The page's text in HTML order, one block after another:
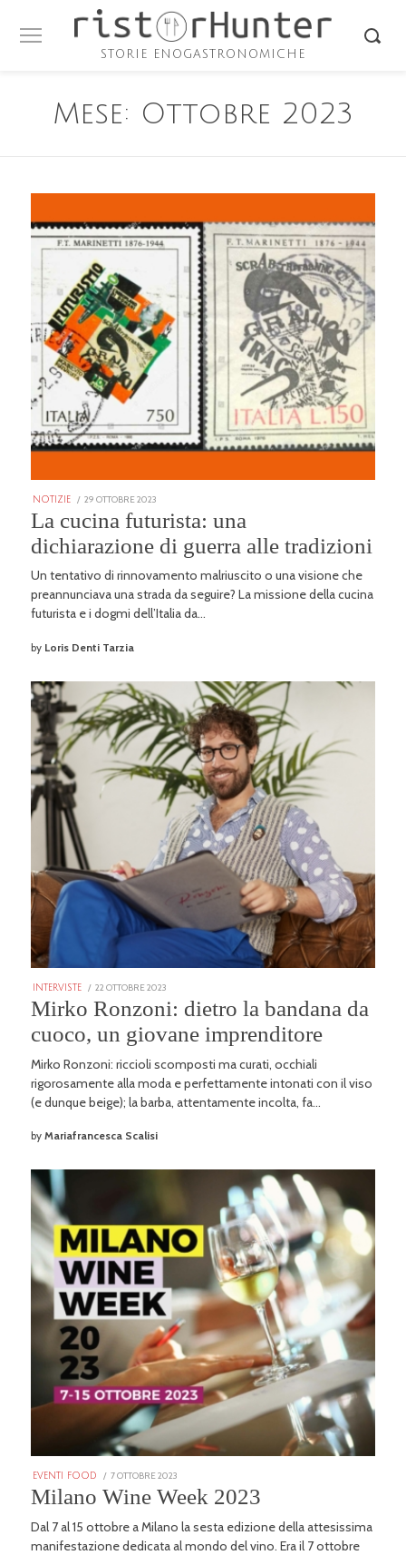
STORIE ENOGASTRONOMICHE
Mese: Ottobre 2023
NOTIZIE
POSTED
ON
29 OTTOBRE 2023
GENNAIO
2026
La cucina futurista: una
dichiarazione di guerra alle tradizioni
Un tentativo di rinnovamento malriuscito o una visione che
preannunciava una strada da seguire? La missione della cucina
futurista e i dogmi dell’Italia da…
by Loris Denti Tarzia
INTERVISTE
POSTED
ON
22 OTTOBRE 2023
GENNAIO
2026
Mirko Ronzoni: dietro la bandana da
cuoco, un giovane imprenditore
Mirko Ronzoni: riccioli scomposti ma curati, occhiali
rigorosamente alla moda e perfettamente intonati con il viso
(e dunque beige); la barba, attentamente incolta, fa…
byMariafrancesca Scalisi
EVENTI FOOD
POSTED
ON
7 OTTOBRE 2023
GENNAIO
2026
Milano Wine Week 2023
Dal 7 al 15 ottobre a Milano la sesta edizione della attesissima
manifestazione dedicata al mondo del vino. Era il 7 ottobre